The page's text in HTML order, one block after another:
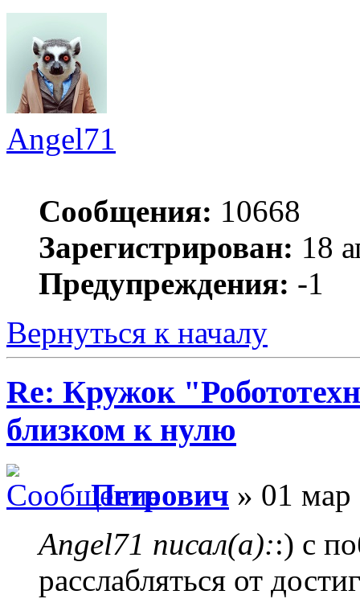
Angel71
Сообщения: 10668
Зарегистрирован: 18
Предупреждения: -1
Вернуться к началу
Re: Кружок
близком к нулю
Петрович » 01 мар
Angel71 писал(а)::) с
расслабляться от